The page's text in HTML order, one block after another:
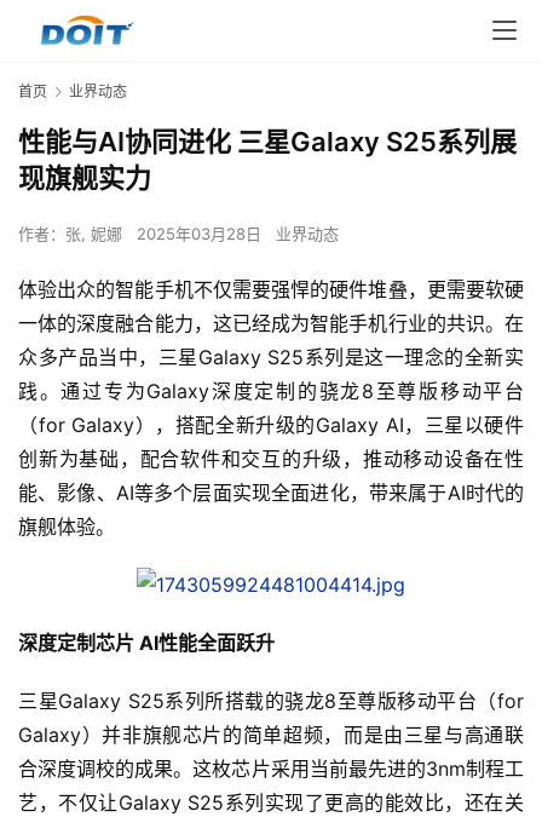
首页 业界动态
性能与AI协同进化 三星Galaxy S25系列展
现旗舰实力
作者： 张, 妮娜 2025年03月28日 业界动态
体验出众的智能手机不仅需要强悍的硬件堆叠，更需要软硬
一体的深度融合能力，这已经成为智能手机行业的共识。在
众多产品当中，三星Galaxy S25系列是这一理念的全新实
践。通过专为Galaxy深度定制的骁龙8至尊版移动平台
（for Galaxy），搭配全新升级的Galaxy AI，三星以硬件
创新为基础，配合软件和交互的升级，推动移动设备在性
能、影像、AI等多个层面实现全面进化，带来属于AI时代的
旗舰体验。
深度定制芯片 AI性能全面跃升
三星Galaxy S25系列所搭载的骁龙8至尊版移动平台（for
Galaxy）并非旗舰芯片的简单超频，而是由三星与高通联
合深度调校的成果。这枚芯片采用当前最先进的3nm制程工
艺，不仅让Galaxy S25系列实现了更高的能效比，还在关